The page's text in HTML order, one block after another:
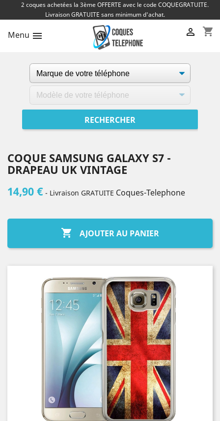
2 coques achetées la 3ème OFFERTE avec le code COQUEGRATUITE.
Livraison GRATUITE sans minimum d'achat.
Menu  shopping_cart

COQUE SAMSUNG GALAXY S7 -
DRAPEAU UK VINTAGE
14,90 € - Livraison GRATUITE Coques-Telephone
 AJOUTER AU PANIER